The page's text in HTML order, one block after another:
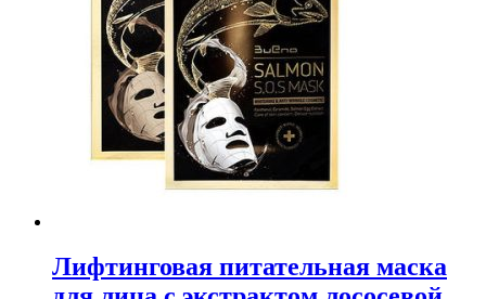
Лифтинговая питательная маска